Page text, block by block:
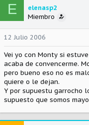
E
elenasp2
Miembro
12 Julio 2006
Vei yo con Monty si
acaba de convencerme.
pero bueno eso no es
quiere o le dejan.
Y por supuestu garrocho
supuesto que somos